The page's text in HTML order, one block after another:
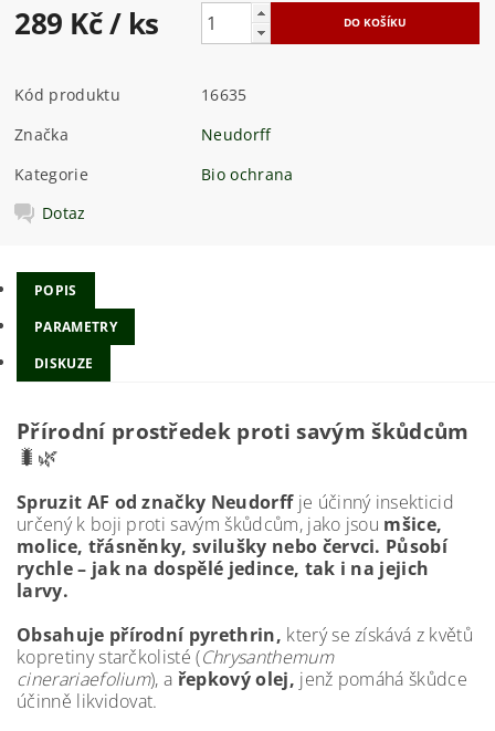
289 Kč/ ks
Kód produktu
16635
Značka
Neudorff
Kategorie
Bio ochrana
Dotaz
POPIS
PARAMETRY
DISKUZE
Přírodní prostředek proti savým škůdcům
🐛🌿
Spruzit AF od značky Neudorffje účinný insekticid
určený k boji proti savým škůdcům, jako jsou mšice,
molice, třásněnky, svilušky nebo červci. Působí
rychle – jak na dospělé jedince, tak i na jejich
larvy.
Obsahuje přírodní pyrethrin, který se získává z květů
kopretiny starčkolisté (Chrysanthemum
cinerariaefolium), a řepkový olej, jenž pomáhá škůdce
účinně likvidovat.